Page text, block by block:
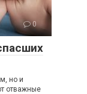
0
но и
отважные